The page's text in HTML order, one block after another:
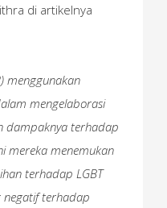
di artikelnya
menggunakan
mengelaborasi
dampaknya terhadap
mereka menemukan
terhadap LGBT
terhadap